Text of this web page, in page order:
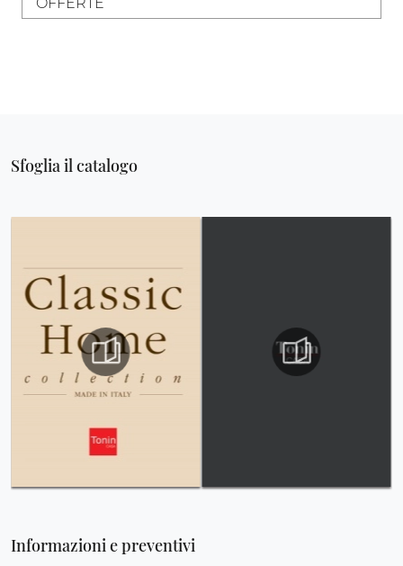
Sfoglia il catalogo
Informazioni e preventivi